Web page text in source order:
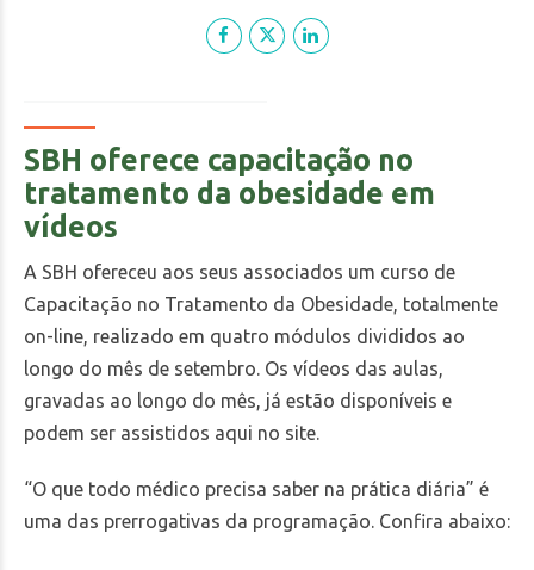
SBH oferece capacitação no
tratamento da obesidade em
vídeos
A SBH ofereceu aos seus associados um curso de
Capacitação no Tratamento da Obesidade, totalmente
on-line, realizado em quatro módulos divididos ao
longo do mês de setembro. Os vídeos das aulas,
gravadas ao longo do mês, já estão disponíveis e
podem ser assistidos aqui no site.
“O que todo médico precisa saber na prática diária” é
uma das prerrogativas da programação. Confira abaixo: